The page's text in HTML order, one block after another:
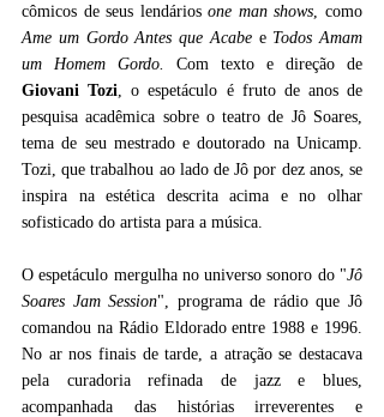
cômicos de seus lendários one man shows
Ame um Gordo Antes que Acabe e Todos Amam
um Homem Gordo.
Giovani Tozi , o espetáculo é fruto de anos de
pesquisa acadêmica sobre o teatro de Jô Soares,
tema de seu mestrado e doutorado na Unicamp.
Tozi, que trabalhou ao lado de Jô por dez anos, se
inspira na estética descrita acima e no olhar
sofisticado do artista para a música.
O espetáculo mergulha no universo sonoro do "Jô
Soares Jam Session", programa de rádio que Jô
comandou na Rádio Eldorado entre 1988 e 1996.
No ar nos finais de tarde, a atração se destacava
pela curadoria refinada de jazz e blues,
acompanhada das histórias irreverentes e